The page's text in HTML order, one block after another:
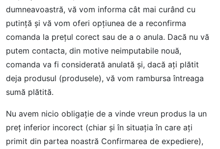
dumneavoastră, vă vom informa cât mai curând cu
putinţă şi vă vom oferi opţiunea de a reconfirma
comanda la preţul corect sau de a o anula. Dacă nu vă
putem contacta, din motive neimputabile nouă,
comanda va fi considerată anulată şi, dacă aţi plătit
deja produsul (produsele), vă vom rambursa întreaga
sumă plătită.
Nu avem nicio obligaţie de a vinde vreun produs la un
preţ inferior incorect (chiar şi în situația în care ați
primit din partea noastră Confirmarea de expediere),